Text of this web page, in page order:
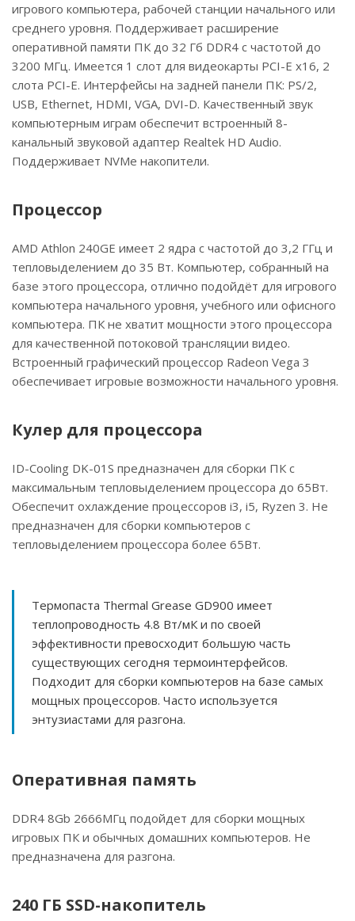
игрового компьютера, рабочей станции начального или
среднего уровня. Поддерживает расширение
оперативной памяти ПК до 32 Гб DDR4 с частотой до
3200 МГц. Имеется 1 слот для видеокарты PCI-E x16, 2
слота PCI-E. Интерфейсы на задней панели ПК: PS/2,
USB, Ethernet, HDMI, VGA, DVI-D. Качественный звук
компьютерным играм обеспечит встроенный 8-
канальный звуковой адаптер Realtek HD Audio.
Поддерживает NVMe накопители.
Процессор
AMD Athlon 240GE имеет 2 ядра с частотой до 3,2 ГГц и
тепловыделением до 35 Вт. Компьютер, собранный на
базе этого процессора, отлично подойдёт для игрового
компьютера начального уровня, учебного или офисного
компьютера. ПК не хватит мощности этого процессора
для качественной потоковой трансляции видео.
Встроенный графический процессор Radeon Vega 3
обеспечивает игровые возможности начального уровня.
Кулер для процессора
ID-Cooling DK-01S предназначен для сборки ПК с
максимальным тепловыделением процессора до 65Вт.
Обеспечит охлаждение процессоров i3, i5, Ryzen 3. Не
предназначен для сборки компьютеров с
тепловыделением процессора более 65Вт.
Термопаста Thermal Grease GD900 имеет
теплопроводность 4.8 Вт/мК и по своей
эффективности превосходит большую часть
существующих сегодня термоинтерфейсов.
Подходит для сборки компьютеров на базе самых
мощных процессоров. Часто используется
энтузиастами для разгона.
Оперативная память
DDR4 8Gb 2666МГц подойдет для сборки мощных
игровых ПК и обычных домашних компьютеров. Не
предназначена для разгона.
240 ГБ SSD-накопитель